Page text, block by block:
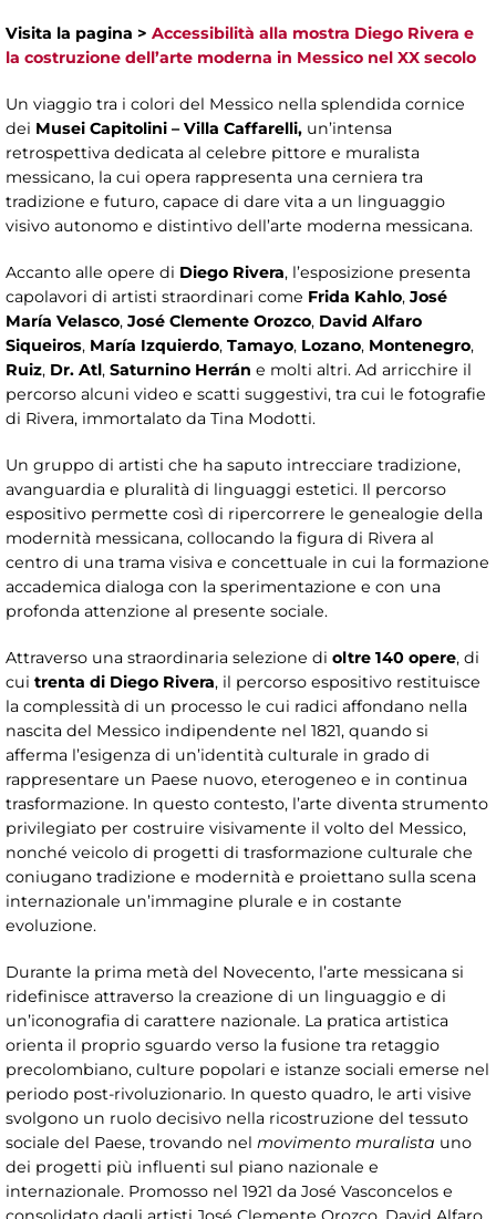
Visita la pagina > Accessibilità alla mostra Diego Rivera e
la costruzione dell’arte moderna in Messico nel XX secolo
Un viaggio tra i colori del Messico nella splendida cornice
dei Musei Capitolini – Villa Caffarelli, un’intensa
retrospettiva dedicata al celebre pittore e muralista
messicano, la cui opera rappresenta una cerniera tra
tradizione e futuro, capace di dare vita a un linguaggio
visivo autonomo e distintivo dell’arte moderna messicana.
Accanto alle opere di Diego Rivera, l’esposizione presenta
capolavori di artisti straordinari come Frida Kahlo, José
María Velasco, José Clemente Orozco, David Alfaro
Siqueiros, María Izquierdo, Tamayo, Lozano, Montenegro,
Ruiz, Dr. Atl, Saturnino Herrán e molti altri. Ad arricchire il
percorso alcuni video e scatti suggestivi, tra cui le fotografie
di Rivera, immortalato da Tina Modotti.
Un gruppo di artisti che ha saputo intrecciare tradizione,
avanguardia e pluralità di linguaggi estetici. Il percorso
espositivo permette così di ripercorrere le genealogie della
modernità messicana, collocando la figura di Rivera al
centro di una trama visiva e concettuale in cui la formazione
accademica dialoga con la sperimentazione e con una
profonda attenzione al presente sociale.
Attraverso una straordinaria selezione di oltre 140 opere, di
cui trenta di Diego Rivera, il percorso espositivo restituisce
la complessità di un processo le cui radici affondano nella
nascita del Messico indipendente nel 1821, quando si
afferma l’esigenza di un’identità culturale in grado di
rappresentare un Paese nuovo, eterogeneo e in continua
trasformazione. In questo contesto, l’arte diventa strumento
privilegiato per costruire visivamente il volto del Messico,
nonché veicolo di progetti di trasformazione culturale che
coniugano tradizione e modernità e proiettano sulla scena
internazionale un’immagine plurale e in costante
evoluzione.
Durante la prima metà del Novecento, l’arte messicana si
ridefinisce attraverso la creazione di un linguaggio e di
un’iconografia di carattere nazionale. La pratica artistica
orienta il proprio sguardo verso la fusione tra retaggio
precolombiano, culture popolari e istanze sociali emerse nel
periodo post-rivoluzionario. In questo quadro, le arti visive
svolgono un ruolo decisivo nella ricostruzione del tessuto
sociale del Paese, trovando nel movimento muralista uno
dei progetti più influenti sul piano nazionale e
internazionale. Promosso nel 1921 da José Vasconcelos e